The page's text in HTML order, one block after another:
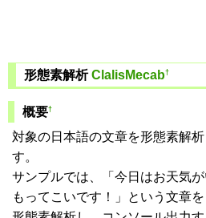
形態素解析ClalisMecab†
概要†
対象の日本語の文章を形態素解
す。
サンプルでは、「今日はお天気
もってこいです！」という文章を